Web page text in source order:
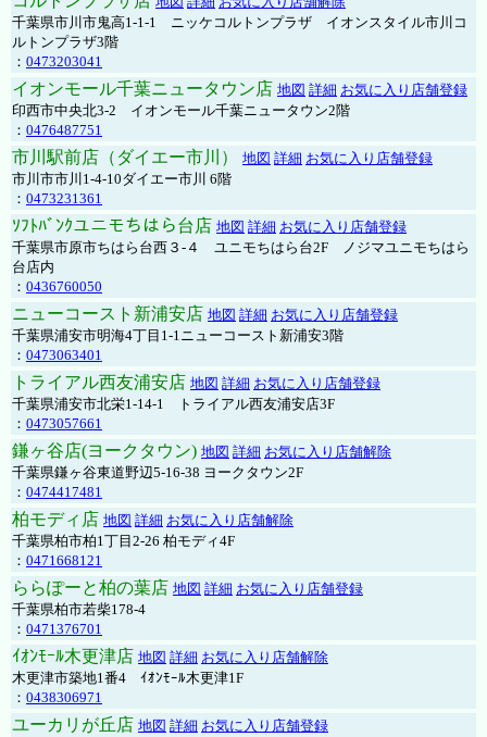
千葉県市川市鬼高1-1-1 ニッケコルトンプラザ イオンスタイル市川コ
ルトンプラザ3階
： 0473203041
イオンモール千葉ニュータウン店 地図 詳細 お気に入り店舗登録
印西市中央北3-2 イオンモール千葉ニュータウン2階
： 0476487751
市川駅前店（ダイエー市川） 地図 詳細 お気に入り店舗登録
市川市市川1-4-10ダイエー市川 6階
： 0473231361
ｿﾌﾄﾊﾞﾝｸユニモちはら台店 地図 詳細 お気に入り店舗登録
千葉県市原市ちはら台西３-４ ユニモちはら台2F ノジマユニモちはら
台店内
： 0436760050
ニューコースト新浦安店 地図 詳細 お気に入り店舗登録
千葉県浦安市明海4丁目1-1ニューコースト新浦安3階
： 0473063401
トライアル西友浦安店 地図 詳細 お気に入り店舗登録
千葉県浦安市北栄1-14-1 トライアル西友浦安店3F
： 0473057661
鎌ヶ谷店(ヨークタウン) 地図 詳細 お気に入り店舗解除
千葉県鎌ヶ谷東道野辺5-16-38 ヨークタウン2F
： 0474417481
柏モディ店 地図 詳細 お気に入り店舗解除
千葉県柏市柏1丁目2-26 柏モディ4F
： 0471668121
ららぽーと柏の葉店 地図 詳細 お気に入り店舗登録
千葉県柏市若柴178-4
： 0471376701
ｲｵﾝﾓｰﾙ木更津店 地図 詳細 お気に入り店舗解除
木更津市築地1番4 ｲｵﾝﾓｰﾙ木更津1F
： 0438306971
ユーカリが丘店 地図 詳細 お気に入り店舗登録